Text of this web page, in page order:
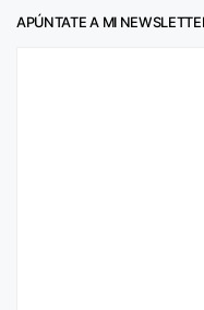
APÚNTATE A MI